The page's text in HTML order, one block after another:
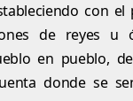
con
de reyes u
en pueblo,
donde se